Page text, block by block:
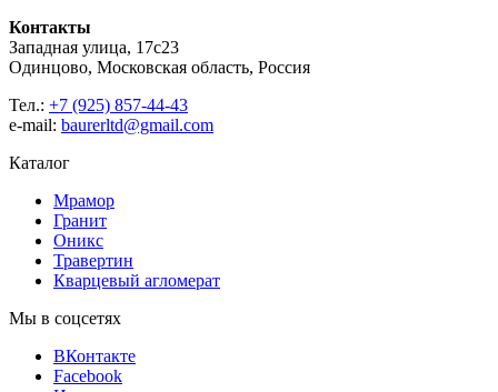
Контакты
Западная улица, 17с23
Одинцово, Московская область, Россия
Тел.: +7 (925) 857-44-43
e-mail: baurerltd@gmail.com
Каталог
Мрамор
Гранит
Оникс
Травертин
Кварцевый агломерат
Мы в соцсетях
ВКонтакте
Facebook